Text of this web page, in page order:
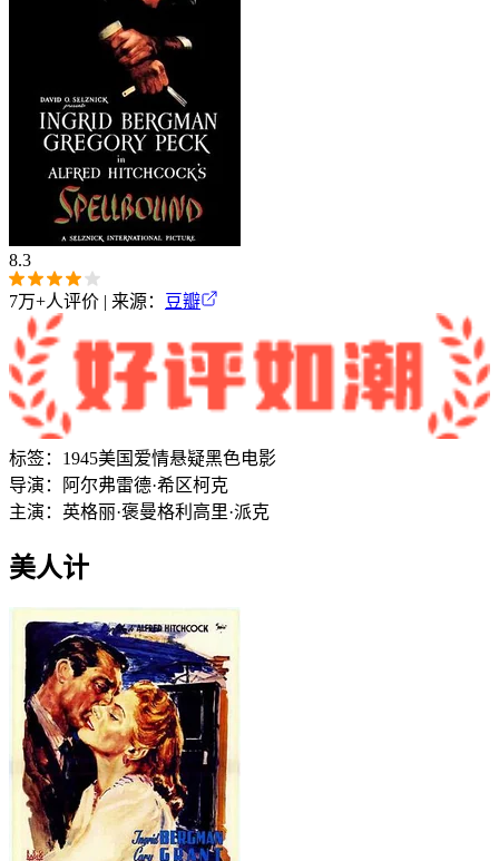
8.3
7万+人评价 | 来源： 豆瓣
标签： 1945美国 爱情悬疑黑色电影
导演：
阿尔弗雷德·希区柯克
主演： 英格丽·褒曼格利高里·派克
美人计